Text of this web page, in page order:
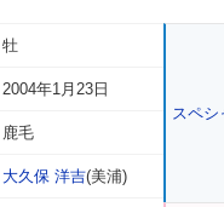
牡
2004年1月23日
鹿毛
大久保 洋吉(美浦)
スペシ